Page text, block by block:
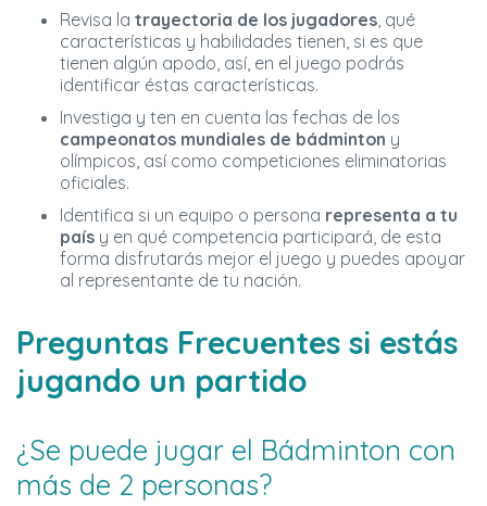
Revisa la trayectoria de los jugadores, qué
características y habilidades tienen, si es que
tienen algún apodo, así, en el juego podrás
identificar éstas características.
Investiga y ten en cuenta las fechas de los
campeonatos mundiales de bádminton y
olímpicos, así como competiciones eliminatorias
oficiales.
Identifica si un equipo o persona representa a tu
país y en qué competencia participará, de esta
forma disfrutarás mejor el juego y puedes apoyar
al representante de tu nación.
Preguntas Frecuentes si estás
jugando un partido
¿Se puede jugar el Bádminton con
más de 2 personas?